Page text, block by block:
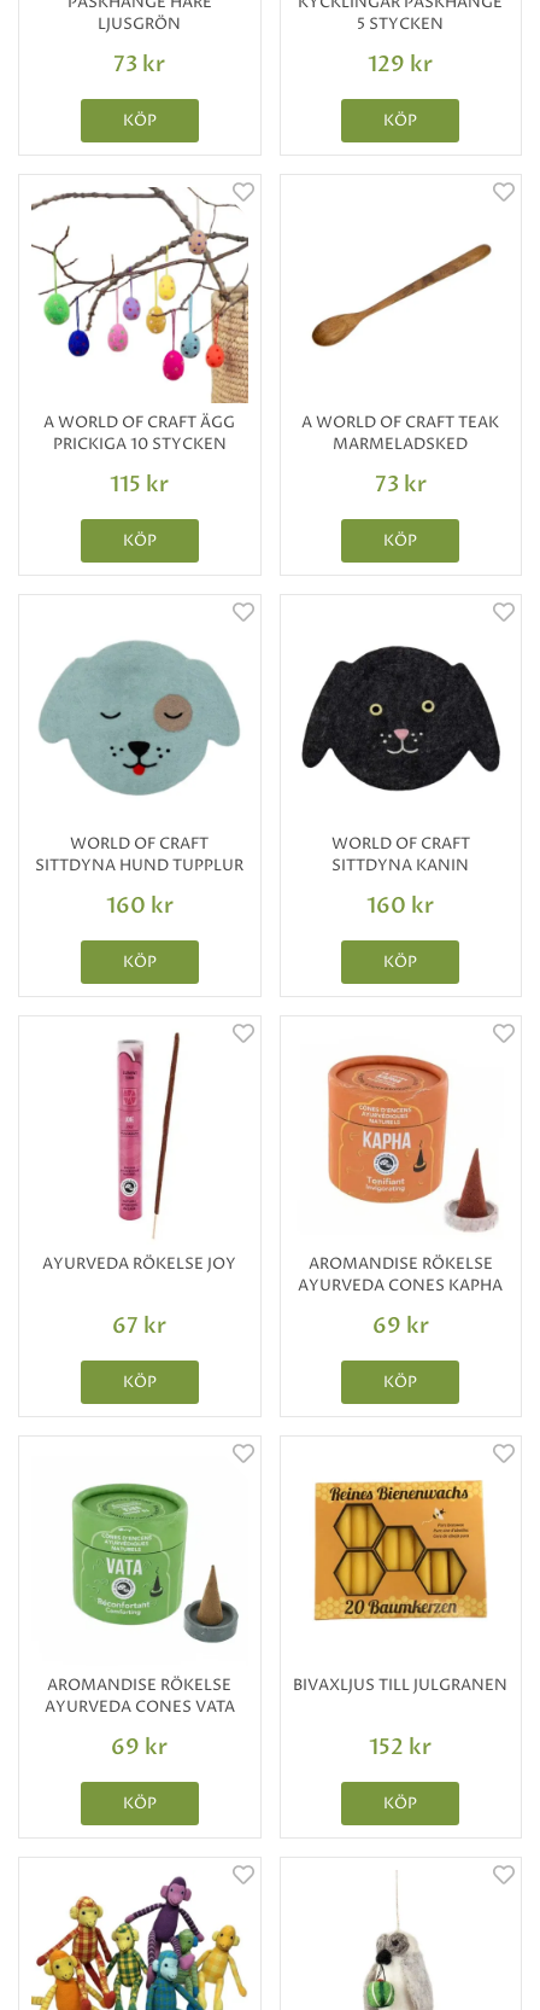
LJUSGRÖN
73 kr
KÖP
5 STYCKEN
129 kr
KÖP
A WORLD OF CRAFT ÄGG
PRICKIGA 10 STYCKEN
115 kr
KÖP
A WORLD OF CRAFT TEAK
MARMELADSKED
73 kr
KÖP
WORLD OF CRAFT
SITTDYNA HUND TUPPLUR
160 kr
KÖP
WORLD OF CRAFT
SITTDYNA KANIN
160 kr
KÖP
AYURVEDA RÖKELSE JOY
67 kr
KÖP
AROMANDISE RÖKELSE
AYURVEDA CONES KAPHA
69 kr
KÖP
AROMANDISE RÖKELSE
AYURVEDA CONES VATA
69 kr
KÖP
BIVAXLJUS TILL JULGRANEN
152 kr
KÖP